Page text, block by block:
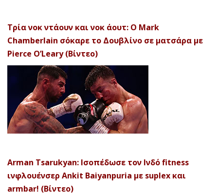
Τρία νοκ ντάουν και νοκ άουτ: Ο Mark
Chamberlain σόκαρε το Δουβλίνο σε ματσάρα με
Pierce O’Leary (Βίντεο)
Arman Tsarukyan: Ισοπέδωσε τον Ινδό fitness
ινφλουένσερ Ankit Baiyanpuria με suplex και
armbar! (Βίντεο)